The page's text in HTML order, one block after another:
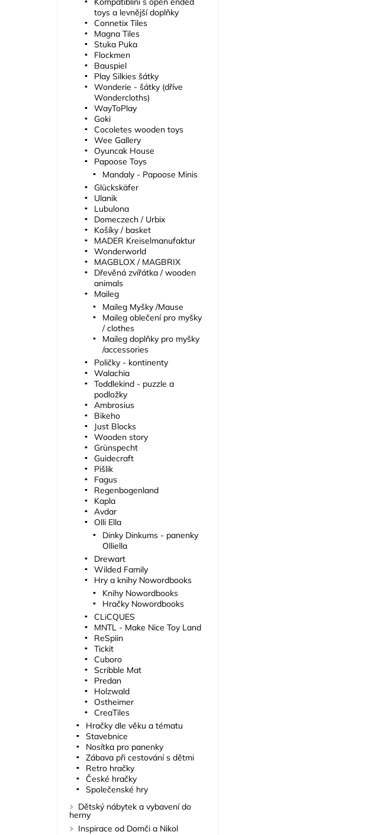
toys a levnější doplňky
Connetix Tiles
Magna Tiles
Stuka Puka
Flockmen
Bauspiel
Play Silkies šátky
Wonderie - šátky (dříve
Wondercloths)
WayToPlay
Goki
Cocoletes wooden toys
Wee Gallery
Oyuncak House
Papoose Toys
Mandaly - Papoose Minis
Glückskäfer
Ulanik
Lubulona
Domeczech / Urbix
Košíky / basket
MADER Kreiselmanufaktur
Wonderworld
MAGBLOX / MAGBRIX
Dřevěná zvířátka / wooden
animals
Maileg
Maileg Myšky /Mause
Maileg oblečení pro myšky
/ clothes
Maileg doplňky pro myšky
/accessories
Poličky - kontinenty
Walachia
Toddlekind - puzzle a
podložky
Ambrosius
Bikeho
Just Blocks
Wooden story
Grünspecht
Guidecraft
Pišlik
Fagus
Regenbogenland
Kapla
Avdar
Olli Ella
Dinky Dinkums - panenky
Olliella
Drewart
Wilded Family
Hry a knihy Nowordbooks
Knihy Nowordbooks
Hračky Nowordbooks
CLiCQUES
MNTL - Make Nice Toy Land
ReSpiin
Tickit
Cuboro
Scribble Mat
Predan
Holzwald
Ostheimer
CreaTiles
Hračky dle věku a tématu
Stavebnice
Nosítka pro panenky
Zábava při cestování s dětmi
Retro hračky
České hračky
Společenské hry
Dětský nábytek a vybavení do
herny
Inspirace od Domči a Nikol